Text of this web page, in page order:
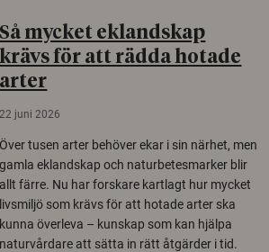
Så mycket eklandskap
krävs för att rädda hotade
arter
22 juni 2026
Över tusen arter behöver ekar i sin närhet, men
gamla eklandskap och naturbetesmarker blir
allt färre. Nu har forskare kartlagt hur mycket
livsmiljö som krävs för att hotade arter ska
kunna överleva – kunskap som kan hjälpa
naturvårdare att sätta in rätt åtgärder i tid.